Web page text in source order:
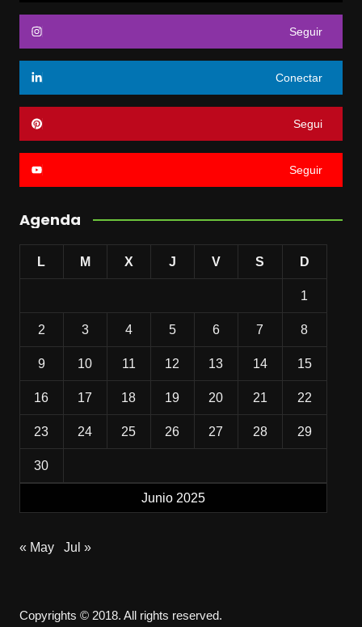
Seguir
Conectar
Segui
Seguir
Agenda
Junio 2025
L M X J V S D
1
2 3 4 5 6 7 8
9 10 11 12 13 14 15
16 17 18 19 20 21 22
23 24 25 26 27 28 29
30
« May Jul »
Copyrights © 2018. All rights reserved.